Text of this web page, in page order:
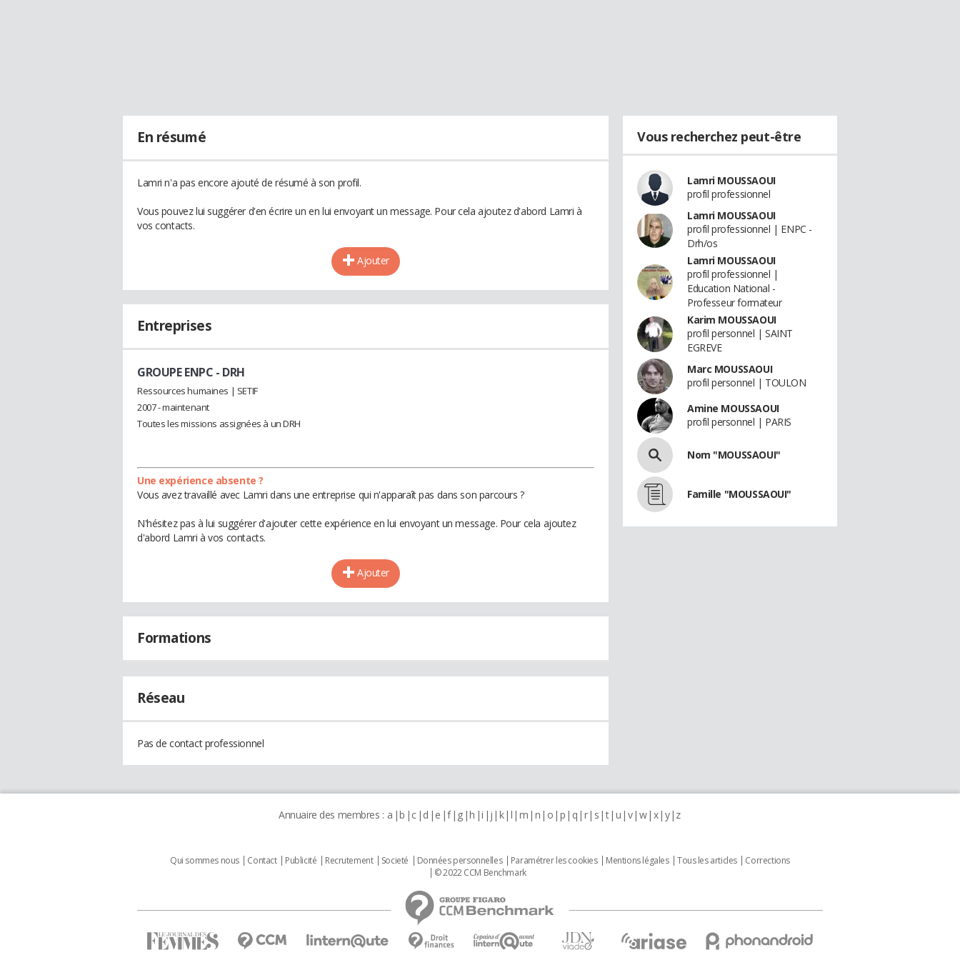
En résumé
Lamri n'a pas encore ajouté de résumé à son profil.
Vous pouvez lui suggérer d'en écrire un en lui envoyant un message. Pour cela ajoutez d'abord Lamri à
vos contacts.
Ajouter
Entreprises
GROUPE ENPC - DRH
Ressources humaines | SETIF
2007 - maintenant
Toutes les missions assignées à un DRH
Une expérience absente ?
Vous avez travaillé avec Lamri dans une entreprise qui n'apparaît pas dans son parcours ?
N'hésitez pas à lui suggérer d'ajouter cette expérience en lui envoyant un message. Pour cela ajoutez
d'abord Lamri à vos contacts.
Ajouter
Formations
Réseau
Pas de contact professionnel
Vous recherchez peut-être
Lamri MOUSSAOUI
profil professionnel
Lamri MOUSSAOUI
profil professionnel | ENPC -
Drh/os
Lamri MOUSSAOUI
profil professionnel |
Education National -
Professeur formateur
Karim MOUSSAOUI
profil personnel | SAINT
EGREVE
Marc MOUSSAOUI
profil personnel | TOULON
Amine MOUSSAOUI
profil personnel | PARIS
Nom "MOUSSAOUI"
Famille "MOUSSAOUI"
Annuaire des membres : a b c d e f g h i j k l m n o p q r s t u v w x y z
Qui sommes nous Contact Publicité Recrutement Societé Données personnelles Paramétrer les cookies Mentions légales Tous les articles
Corrections
© 2022 CCM Benchmark